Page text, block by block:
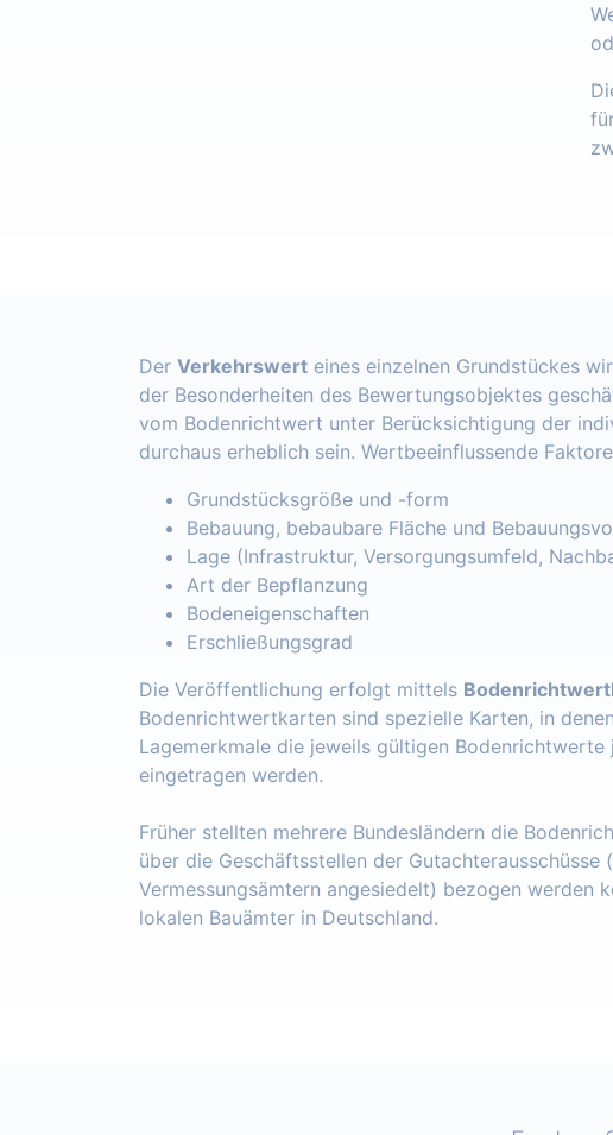
Der Verkehrswert eines einzelnen Grundstückes
der Besonderheiten des Bewertungsobjektes
vom Bodenrichtwert unter Berücksichtigung der
durchaus erheblich sein. Wertbeeinflussende
Grundstücksgröße und -form
Bebauung, bebaubare Fläche und
Lage (Infrastruktur, Versorgungsumfeld,
Art der Bepflanzung
Bodeneigenschaften
Erschließungsgrad
Die Veröffentlichung erfolgt mittels
Bodenrichtwertkarten sind spezielle Karten, in
Lagemerkmale die jeweils gültigen
eingetragen werden.
Früher stellten mehrere Bundesländern die
über die Geschäftsstellen der
Vermessungsämtern angesiedelt) bezogen werden
lokalen Bauämter in Deutschland.